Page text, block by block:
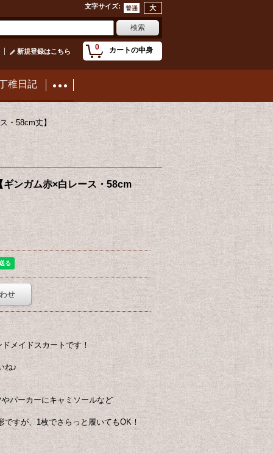
文字サイズ:
0 カートの中身
新規登録はこちら
稚日記
・58cm丈】
ンガム赤×白レース・58cm
せ
メイドスカートです！
ね♪
パーカーにキャミソールなど
すが、1枚でさらっと履いてもOK！